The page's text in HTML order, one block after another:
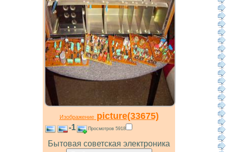
Изображениеpicture(33675)
-1 Просмотров 5918
Бытовая советская электроника